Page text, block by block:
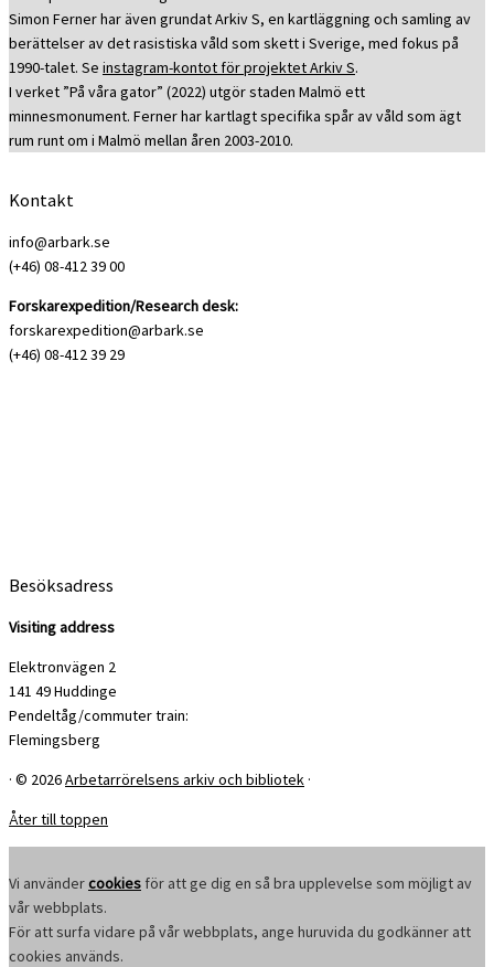
Simon Ferner har även grundat Arkiv S, en kartläggning och samling av
berättelser av det rasistiska våld som skett i Sverige, med fokus på
1990-talet. Se instagram-kontot för projektet Arkiv S.
I verket ”På våra gator” (2022) utgör staden Malmö ett
minnesmonument. Ferner har kartlagt specifika spår av våld som ägt
rum runt om i Malmö mellan åren 2003-2010.
Kontakt
info@arbark.se
(+46) 08-412 39 00
Forskarexpedition/Research desk:
forskarexpedition@arbark.se
(+46) 08-412 39 29
Besöksadress
Visiting address
Elektronvägen 2
141 49 Huddinge
Pendeltåg/commuter train:
Flemingsberg
· © 2026Arbetarrörelsens arkiv och bibliotek ·
Åter till toppen
Vi användercookies för att ge dig en så bra upplevelse som möjligt av
vår webbplats.
För att surfa vidare på vår webbplats, ange huruvida du godkänner att
cookies används.